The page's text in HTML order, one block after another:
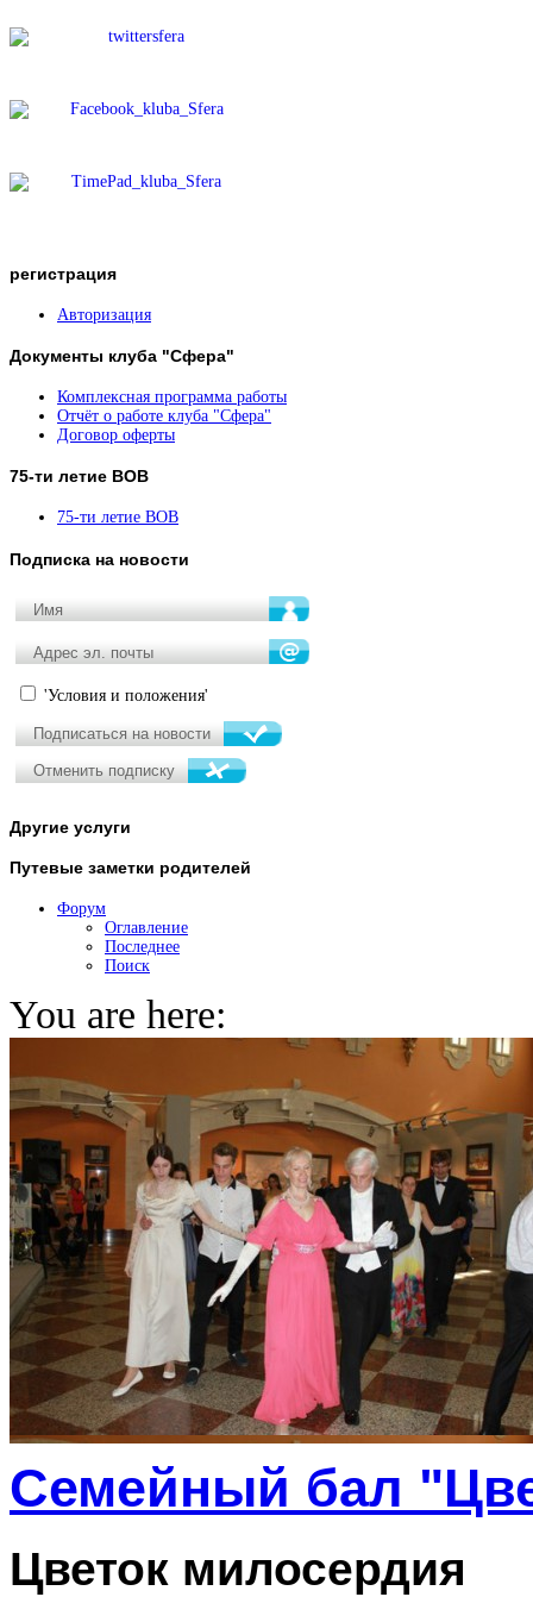
регистрация
Авторизация
Документы клуба "Сфера"
Комплексная программа работы
Отчёт о работе клуба "Сфера"
Договор оферты
75-ти летие ВОВ
75-ти летие ВОВ
Подписка на новости
'Условия и положения'
Другие услуги
Путевые заметки родителей
Форум
Оглавление
Последнее
Поиск
You are here:
Семейный бал
Цветок милосердия